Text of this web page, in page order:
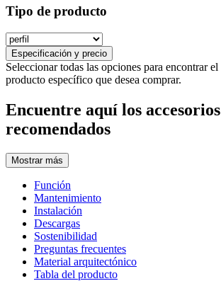
Tipo de producto
Especificación y precio
Seleccionar todas las opciones para encontrar el
producto específico que desea comprar.
Encuentre aquí los accesorios
recomendados
Mostrar más
Función
Mantenimiento
Instalación
Descargas
Sostenibilidad
Preguntas frecuentes
Material arquitectónico
Tabla del producto